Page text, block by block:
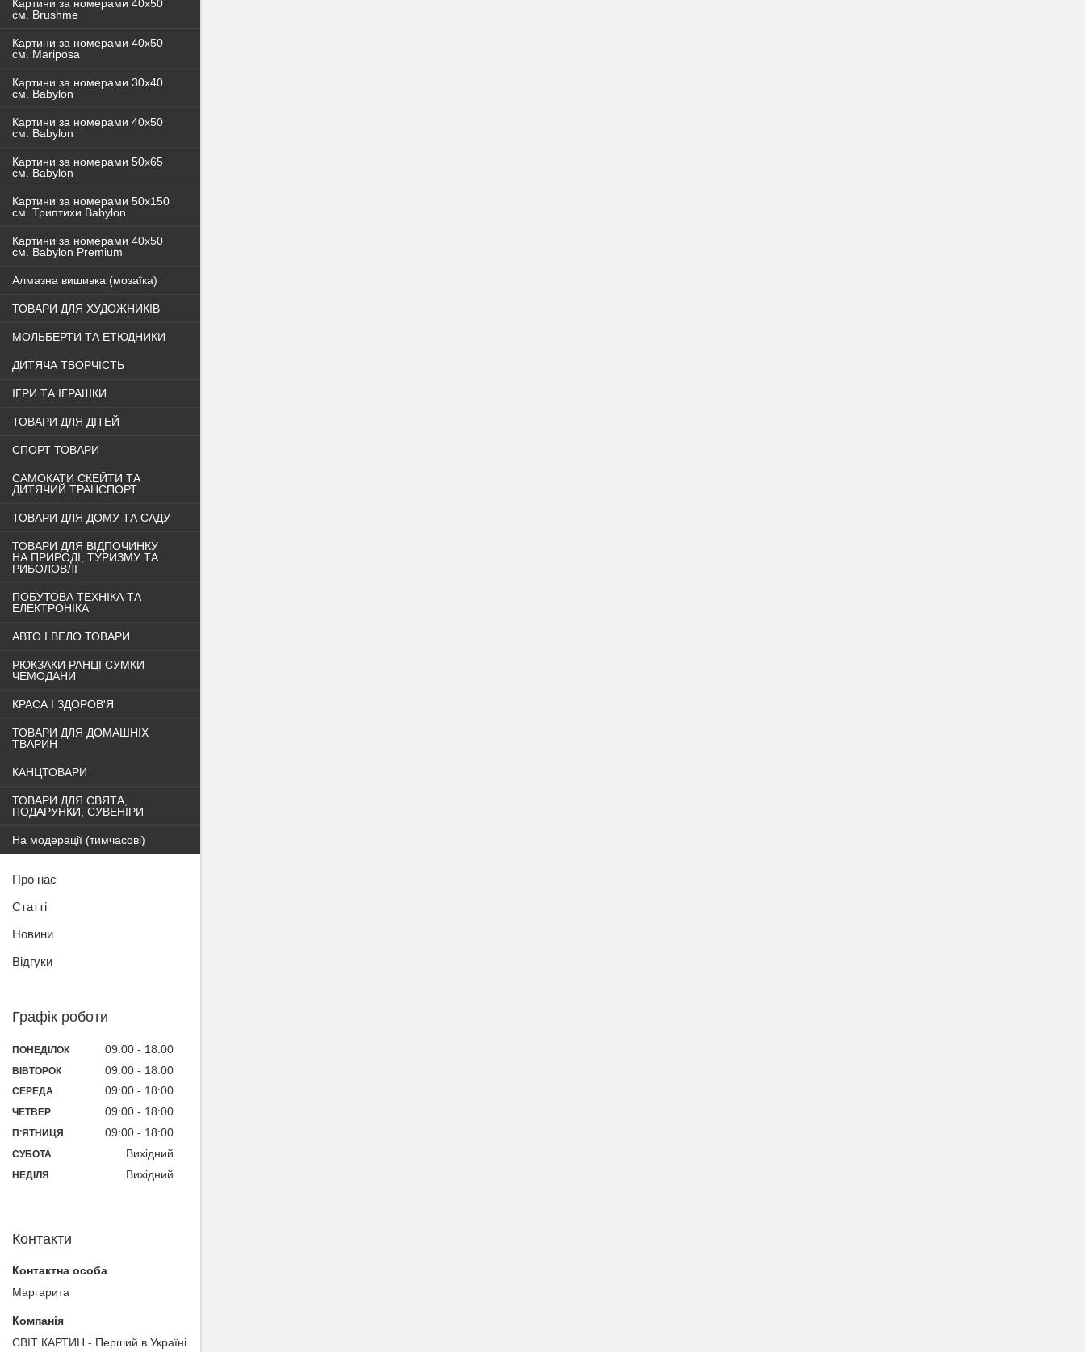
Картини за номерами 40х50
см. Brushme
Картини за номерами 40х50
см. Mariposa
Картини за номерами 30х40
см. Babylon
Картини за номерами 40х50
см. Babylon
Картини за номерами 50х65
см. Babylon
Картини за номерами 50х150
см. Триптихи Babylon
Картини за номерами 40х50
см. Babylon Premium
Алмазна вишивка (мозаїка)
ТОВАРИ ДЛЯ ХУДОЖНИКІВ
МОЛЬБЕРТИ ТА ЕТЮДНИКИ
ДИТЯЧА ТВОРЧІСТЬ
ІГРИ ТА ІГРАШКИ
ТОВАРИ ДЛЯ ДІТЕЙ
СПОРТ ТОВАРИ
САМОКАТИ СКЕЙТИ ТА
ДИТЯЧИЙ ТРАНСПОРТ
ТОВАРИ ДЛЯ ДОМУ ТА САДУ
ТОВАРИ ДЛЯ ВІДПОЧИНКУ
НА ПРИРОДІ, ТУРИЗМУ ТА
РИБОЛОВЛІ
ПОБУТОВА ТЕХНІКА ТА
ЕЛЕКТРОНІКА
АВТО І ВЕЛО ТОВАРИ
РЮКЗАКИ РАНЦІ СУМКИ
ЧЕМОДАНИ
КРАСА І ЗДОРОВ'Я
ТОВАРИ ДЛЯ ДОМАШНІХ
ТВАРИН
КАНЦТОВАРИ
ТОВАРИ ДЛЯ СВЯТА,
ПОДАРУНКИ, СУВЕНІРИ
На модерації (тимчасові)
Про нас
Статті
Новини
Відгуки
Графік роботи
ПОНЕДІЛОК 09:00 18:00
ВІВТОРОК 09:00 18:00
СЕРЕДА 09:00 18:00
ЧЕТВЕР 09:00 18:00
ПʼЯТНИЦЯ 09:00 18:00
СУБОТА Вихідний
НЕДІЛЯ Вихідний
Контакти
Маргарита
СВІТ КАРТИН - Перший в Україні